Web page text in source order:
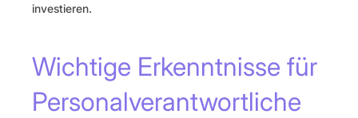
investieren.
Wichtige Erkenntnisse für
Personalverantwortliche